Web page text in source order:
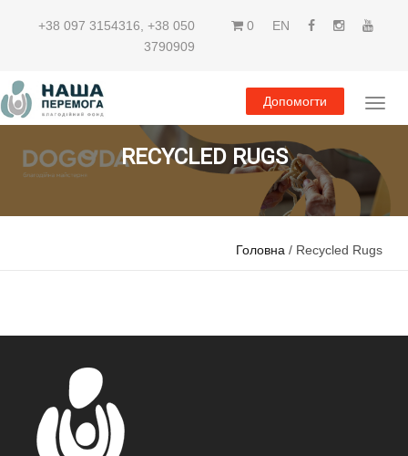
+38 097 3154316 +38 050
3790909
0 EN
Допомогти
RECYCLED RUGS
Головна / Recycled Rugs